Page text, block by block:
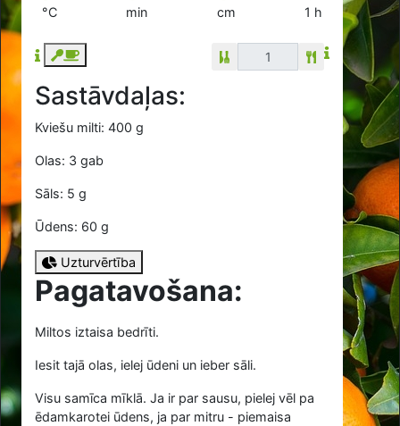
°C min cm 1 h
Sastāvdaļas:
Kviešu milti: 400 g
Olas: 3 gab
Sāls: 5 g
Ūdens: 60 g
Uzturvērtība
Pagatavošana:
Miltos iztaisa bedrīti.
Iesit tajā olas, ielej ūdeni un ieber sāli.
Visu samīca mīklā. Ja ir par sausu, pielej vēl pa
ēdamkarotei ūdens, ja par mitru - piemaisa